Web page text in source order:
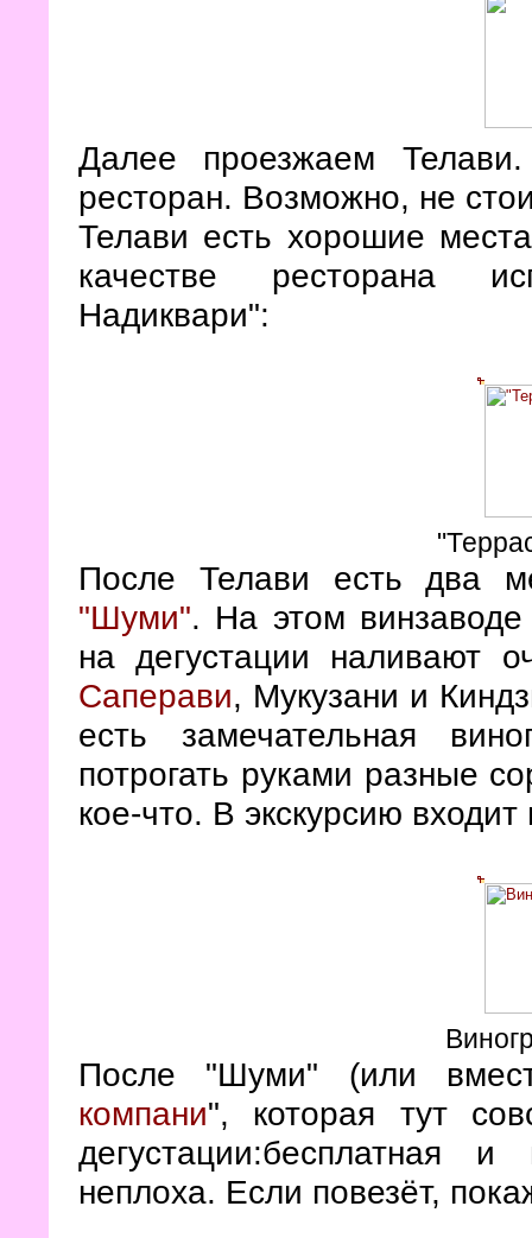
Далее проезжаем
ресторан. Возможно, не
Телави есть хорошие
качестве ресторана
Надиквари":
После Телави есть два
"Шуми". На этом винзаводе
на дегустации наливают
Саперави, Мукузани и
есть замечательная
потрогать руками разные
кое-что. В экскурсию
После "Шуми" (или
компани", которая тут
дегустации:бесплатная
неплоха. Если повезёт,